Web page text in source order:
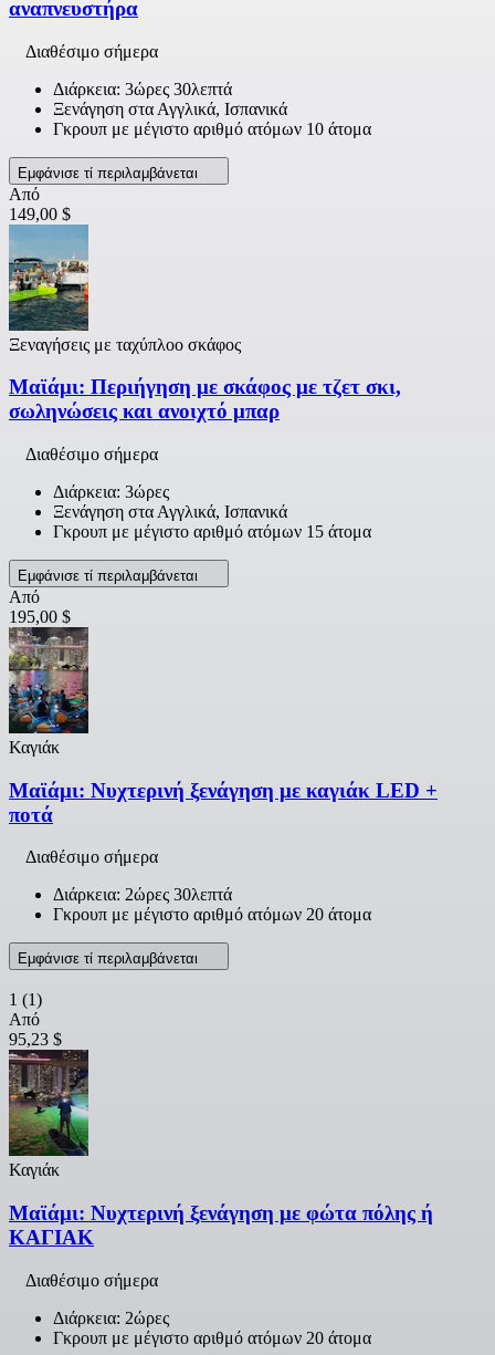
αναπνευστήρα
Διαθέσιμο σήμερα
Διάρκεια: 3ώρες 30λεπτά
Ξενάγηση στα Αγγλικά, Ισπανικά
Γκρουπ με μέγιστο αριθμό ατόμων 10 άτομα
Εμφάνισε τί περιλαμβάνεται
Από
149,00 $
Ξεναγήσεις με ταχύπλοο σκάφος
Μαϊάμι: Περιήγηση με σκάφος με τζετ σκι,
σωληνώσεις και ανοιχτό μπαρ
Διαθέσιμο σήμερα
Διάρκεια: 3ώρες
Ξενάγηση στα Αγγλικά, Ισπανικά
Γκρουπ με μέγιστο αριθμό ατόμων 15 άτομα
Εμφάνισε τί περιλαμβάνεται
Από
195,00 $
Καγιάκ
Μαϊάμι: Νυχτερινή ξενάγηση με καγιάκ LED +
ποτά
Διαθέσιμο σήμερα
Διάρκεια: 2ώρες 30λεπτά
Γκρουπ με μέγιστο αριθμό ατόμων 20 άτομα
Εμφάνισε τί περιλαμβάνεται
1 (1)
Από
95,23 $
Καγιάκ
Μαϊάμι: Νυχτερινή ξενάγηση με φώτα πόλης ή
ΚΑΓΙΑΚ
Διαθέσιμο σήμερα
Διάρκεια: 2ώρες
Γκρουπ με μέγιστο αριθμό ατόμων 20 άτομα